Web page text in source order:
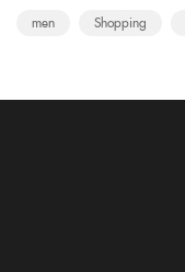
men
Shopping